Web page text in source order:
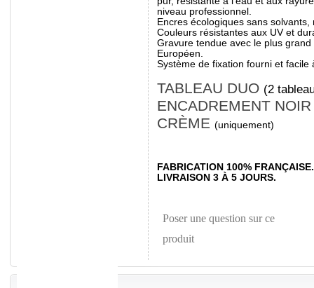
niveau professionnel.
Encres écologiques sans
Couleurs résistantes aux UV et
Gravure tendue avec le plus
Européen.
Système de fixation fourni et facile
TABLEAU DUO (2
ENCADREMENT
CRÈME (uniquement)
FABRICATION 100% FRANÇAISE.
LIVRAISON 3 À 5 JOURS.
Poser une question sur ce
produit